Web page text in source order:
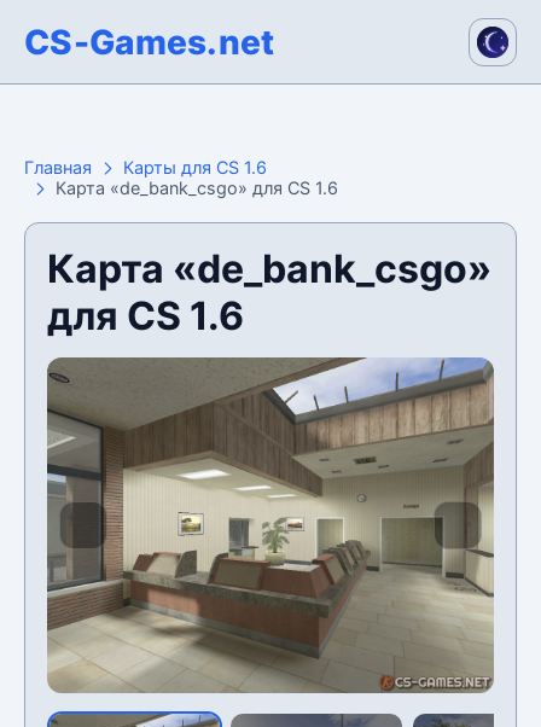
CS-Games.net
Главная
Карты для CS 1.6
Карта «de_bank_csgo» для CS 1.6
Карта «de_bank_csgo»
для CS 1.6